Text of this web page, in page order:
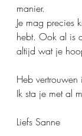
manier.
Je mag precies
hebt. Ook al is
altijd wat je
Heb
Ik sta je met al
Liefs Sanne